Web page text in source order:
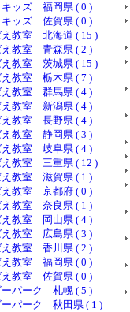
キッズ 福岡県 ( 0 )
キッズ 佐賀県 ( 0 )
え教室 北海道 ( 15 )
え教室 青森県 ( 2 )
え教室 茨城県 ( 15 )
え教室 栃木県 ( 7 )
え教室 群馬県 ( 4 )
え教室 新潟県 ( 4 )
え教室 長野県 ( 4 )
え教室 静岡県 ( 3 )
え教室 岐阜県 ( 4 )
え教室 三重県 ( 12 )
え教室 滋賀県 ( 1 )
え教室 京都府 ( 0 )
え教室 奈良県 ( 1 )
え教室 岡山県 ( 4 )
え教室 広島県 ( 3 )
え教室 香川県 ( 2 )
え教室 福岡県 ( 0 )
え教室 佐賀県 ( 0 )
ーパーク 札幌 ( 5 )
ーパーク 秋田県 ( 1 )